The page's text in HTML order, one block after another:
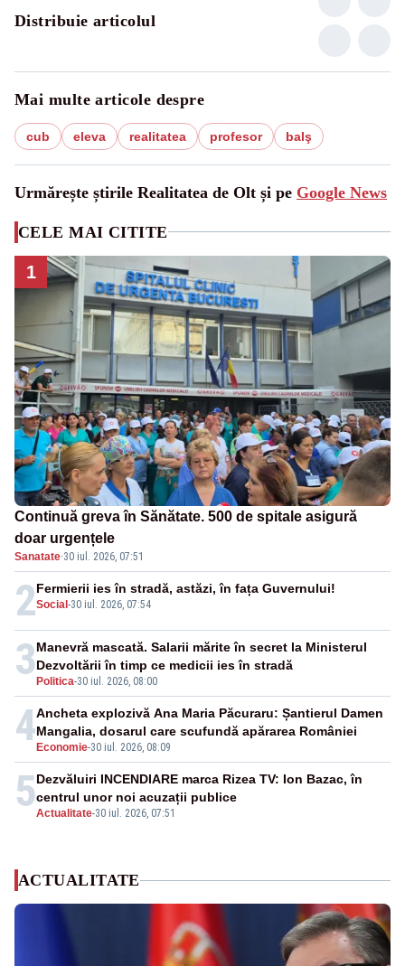
Distribuie articolul
Mai multe articole despre
cub eleva realitatea profesor balş
Urmărește știrile Realitatea de Olt și pe Google News
CELE MAI CITITE
1
Continuă greva în Sănătate. 500 de spitale asigură
doar urgențele
Sanatate·30 iul. 2026, 07:51
2Social -30 iul. 2026, 07:54
Fermierii ies în stradă, astăzi, în fața Guvernului!
3 Politica-30 iul. 2026, 08:00
Manevră mascată. Salarii mărite în secret la Ministerul
Dezvoltării în timp ce medicii ies în stradă
4 Economie-30 iul. 2026, 08:09
Ancheta explozivă Ana Maria Păcuraru: Șantierul Damen
Mangalia, dosarul care scufundă apărarea României
5Actualitate-30 iul. 2026, 07:51
Dezvăluiri INCENDIARE marca Rizea TV: Ion Bazac, în
centrul unor noi acuzații publice
ACTUALITATE